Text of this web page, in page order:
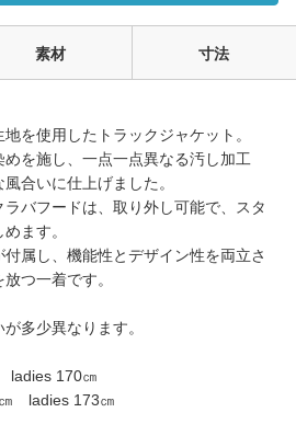
素材 寸法
を使用したトラックジャケット。
を施し、一点一点異なる汚し加工
合いに仕上げました。
バフードは、取り外し可能で、スタ
ます。
属し、機能性とデザイン性を両立さ
つ一着です。
多少異なります。
ladies 170㎝
ladies 173㎝